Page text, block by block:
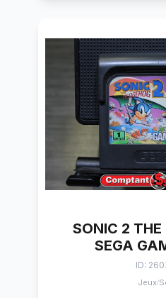
SONIC 2 THE
SEGA
ID:
Jeux/